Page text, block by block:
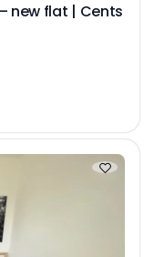
new flat | Cents